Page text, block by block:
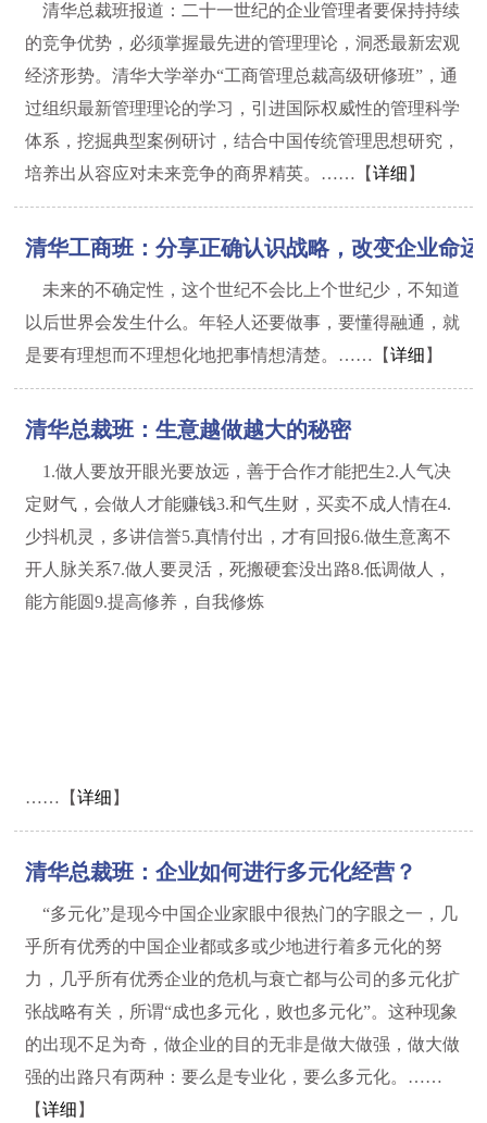
清华总裁班报道：二十一世纪的企业管理者要保持持续
的竞争优势，必须掌握最先进的管理理论，洞悉最新宏观
经济形势。清华大学举办“工商管理总裁高级研修班”，通
过组织最新管理理论的学习，引进国际权威性的管理科学
体系，挖掘典型案例研讨，结合中国传统管理思想研究，
培养出从容应对未来竞争的商界精英。……【详细 】
清华工商班：分享正确认识战略，改变企业命运
未来的不确定性，这个世纪不会比上个世纪少，不知道
以后世界会发生什么。年轻人还要做事，要懂得融通，就
是要有理想而不理想化地把事情想清楚。……【详细 】
清华总裁班：生意越做越大的秘密
1.做人要放开眼光要放远，善于合作才能把生2.人气决
定财气，会做人才能赚钱3.和气生财，买卖不成人情在4.
少抖机灵，多讲信誉5.真情付出，才有回报6.做生意离不
开人脉关系7.做人要灵活，死搬硬套没出路8.低调做人，
能方能圆9.提高修养，自我修炼
……【详细 】
清华总裁班：企业如何进行多元化经营？
“多元化”是现今中国企业家眼中很热门的字眼之一，几
乎所有优秀的中国企业都或多或少地进行着多元化的努
力，几乎所有优秀企业的危机与衰亡都与公司的多元化扩
张战略有关，所谓“成也多元化，败也多元化”。这种现象
的出现不足为奇，做企业的目的无非是做大做强，做大做
强的出路只有两种：要么是专业化，要么多元化。……
【详细 】